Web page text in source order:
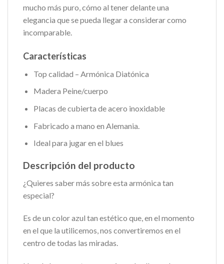
mucho más puro, cómo al tener delante una
elegancia que se pueda llegar a considerar como
incomparable.
Características
Top calidad – Armónica Diatónica
Madera Peine/cuerpo
Placas de cubierta de acero inoxidable
Fabricado a mano en Alemania.
Ideal para jugar en el blues
Descripción del producto
¿Quieres saber más sobre esta armónica tan
especial?
Es de un color azul tan estético que, en el momento
en el que la utilicemos, nos convertiremos en el
centro de todas las miradas.